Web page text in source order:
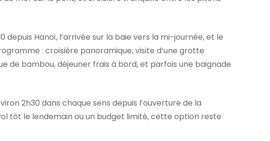
Hanoï, l’arrivée sur la baie vers la mi-journée, et le
: croisière panoramique, visite d’une grotte
de bambou, déjeuner frais à bord, et parfois une baignade
2h30 dans chaque sens depuis l’ouverture de la
tôt le lendemain ou un budget limité, cette option reste